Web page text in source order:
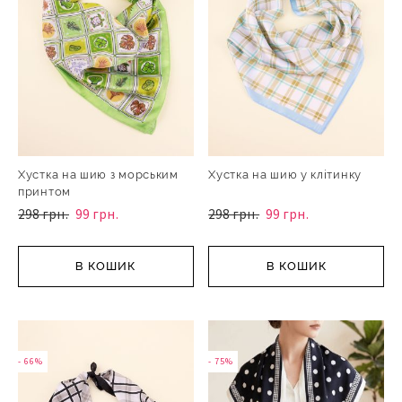
Хустка на шию з морським
принтом
298 грн. 99 грн.
В КОШИК
Хустка на шию у клітинку
298 грн. 99 грн.
В КОШИК
- 66% - 75%